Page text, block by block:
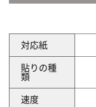
対応紙
貼りの種
類
速度